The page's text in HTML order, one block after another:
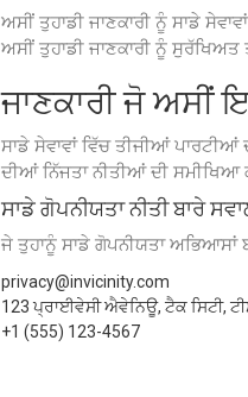
ਅਸੀਂ ਤੁਹਾਡੀ ਜਾਣਕਾਰੀ ਨੂੰ ਸਾਡੇ
ਅਸੀਂ ਤੁਹਾਡੀ ਜਾਣਕਾਰੀ ਨੂੰ ਸੁਰੱਖਿਅਤ
ਜਾਣਕਾਰੀ ਜੋ ਅਸੀਂ
ਸਾਡੇ ਸੇਵਾਵਾਂ ਵਿੱਚ ਤੀਜੀਆਂ
ਦੀਆਂ ਨਿੱਜਤਾ ਨੀਤੀਆਂ ਦੀ ਸਮੀਖਿਆ
ਸਾਡੇ ਗੋਪਨੀਯਤਾ ਨੀਤੀ ਬਾਰੇ
ਜੇ ਤੁਹਾਨੂੰ ਸਾਡੇ ਗੋਪਨੀਯਤਾ ਅਭਿਆਸਾਂ
privacy@invicinity.com
123 ਪ੍ਰਾਈਵੇਸੀ ਐਵੇਨਿਊ, ਟੈਕ ਸਿਟੀ,
+1 (555) 123-4567